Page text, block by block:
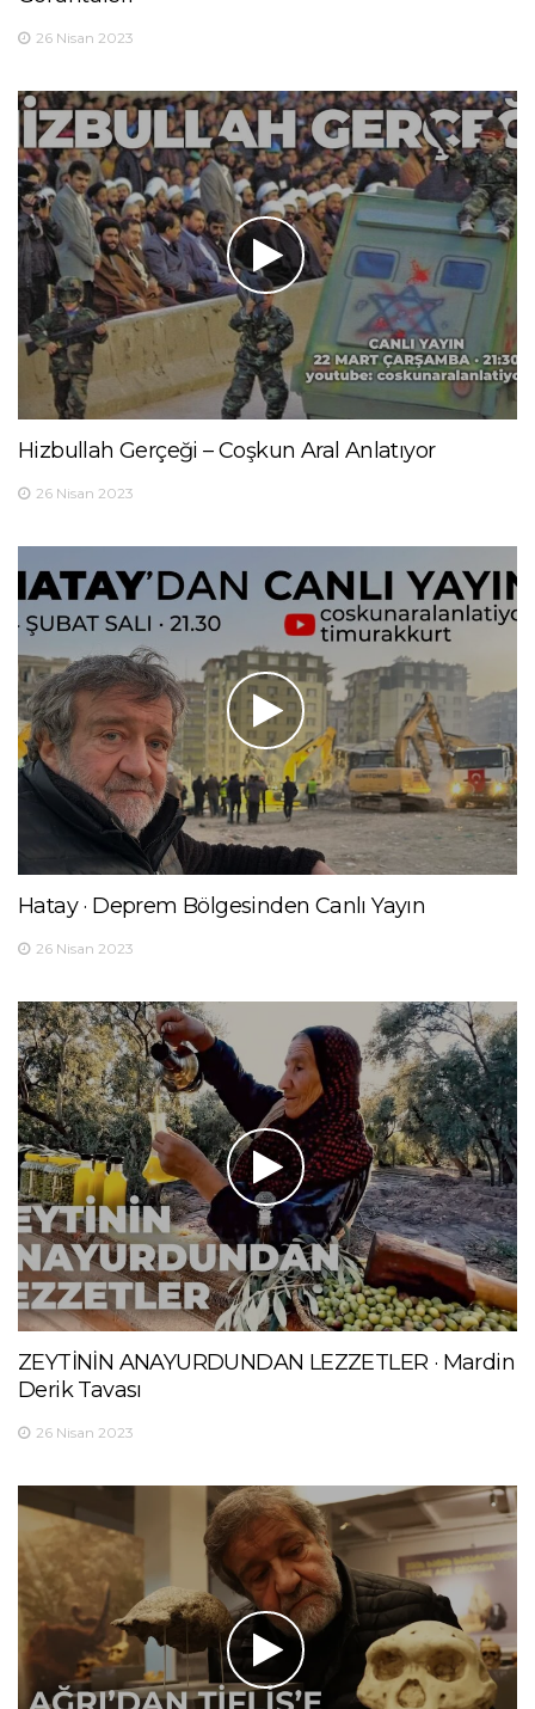
26 Nisan 2023
Hizbullah Gerçeği – Coşkun Aral Anlatıyor
26 Nisan 2023
Hatay · Deprem Bölgesinden Canlı Yayın
26 Nisan 2023
ZEYTİNİN ANAYURDUNDAN LEZZETLER · Mardin
Derik Tavası
26 Nisan 2023